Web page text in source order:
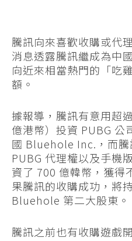
騰訊向來喜歡收購或代
消息透露騰訊繼成為中
向近來相當熱門的「吃
額。
據報導，騰訊有意用超
億港幣）投資 PUBG 公
國 Bluehole Inc.，而騰
PUBG 代理權以及手機
資了 700 億韓幣，獲得
果騰訊的收購成功，將
Bluehole 第二大股東。
騰訊之前也有收購遊戲